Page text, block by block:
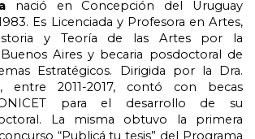
nació en Concepción del Uruguay
Es Licenciada y Profesora en Artes,
y Teoría de las Artes por la
Aires y becaria posdoctoral de
Estratégicos. Dirigida por la Dra.
entre 2011-2017, contó con becas
para el desarrollo de su
La misma obtuvo la primera
“Publicá tu tesis” del Programa